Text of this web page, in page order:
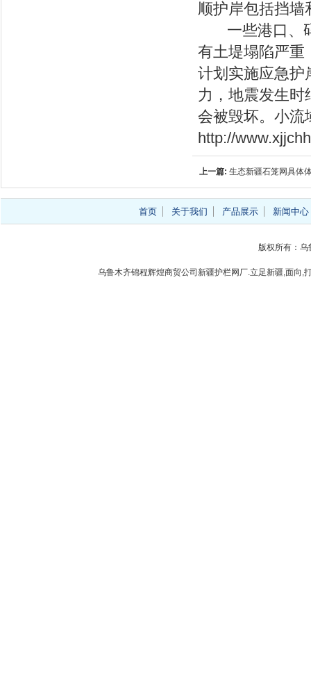
顺护岸包括挡墙
一些港口、码
有土堤塌陷严重
计划实施应急护
力，地震发生
会被毁坏。小流
http://
上一篇:生态新疆石笼网具体
首页 关于我们 产品展示 新闻中心
版权所有：乌
乌鲁木齐锦程辉煌商贸公司新疆护栏网厂.立足新疆,面向,